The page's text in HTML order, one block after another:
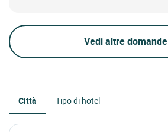
Vedi altre domande
Città Tipo di hotel